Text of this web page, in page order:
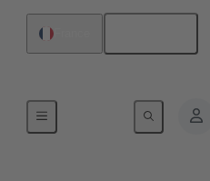
Raccordement carte mère